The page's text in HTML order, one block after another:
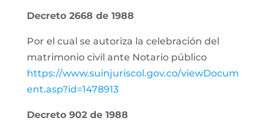
Decreto 2668 de 1988
Por el cual se autoriza la celebración del
matrimonio civil ante Notario público
https://www.suinjuriscol.gov.co/viewDocum
ent.asp?id=1478913
Decreto 902 de 1988